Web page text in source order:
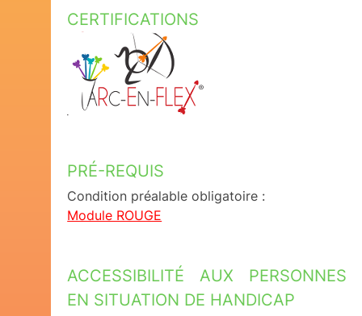
CERTIFICATIONS
PRÉ-REQUIS
Condition préalable obligatoire :
Module ROUGE
ACCESSIBILITÉ AUX PERSONNES
EN SITUATION DE HANDICAP